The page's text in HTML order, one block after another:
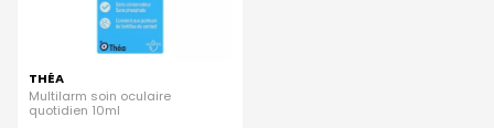
THÉA
Multilarm soin oculaire
quotidien 10ml